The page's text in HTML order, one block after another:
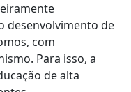
desenvolvimento de
com
Para isso, a
de alta